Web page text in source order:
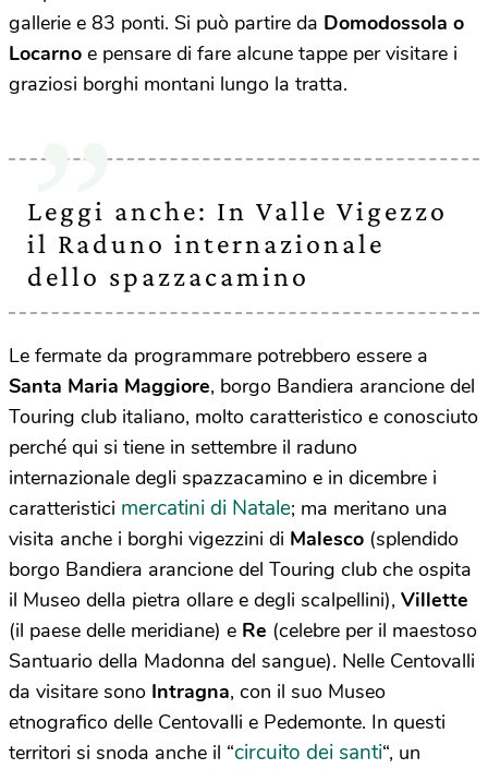
gallerie e 83 ponti. Si può partire da Domodossola o
Locarno e pensare di fare alcune tappe per visitare i
graziosi borghi montani lungo la tratta.
Leggi anche: In Valle Vigezzo
il Raduno internazionale
dello spazzacamino
Le fermate da programmare potrebbero essere a
Santa Maria Maggiore, borgo Bandiera arancione del
Touring club italiano, molto caratteristico e conosciuto
perché qui si tiene in settembre il raduno
internazionale degli spazzacamino e in dicembre i
caratteristici mercatini di Natale; ma meritano una
visita anche i borghi vigezzini di Malesco (splendido
borgo Bandiera arancione del Touring club che ospita
il Museo della pietra ollare e degli scalpellini), Villette
(il paese delle meridiane) e Re (celebre per il maestoso
Santuario della Madonna del sangue). Nelle Centovalli
da visitare sono Intragna, con il suo Museo
etnografico delle Centovalli e Pedemonte. In questi
territori si snoda anche il “circuito dei santi“, un